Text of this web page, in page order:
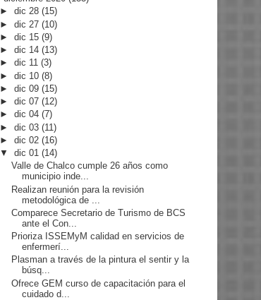
►dic 28(15)
►dic 27(10)
►dic 15(9)
►dic 14(13)
►dic 11(3)
►dic 10(8)
►dic 09(15)
►dic 07(12)
►dic 04(7)
►dic 03(11)
►dic 02(16)
▼dic 01(14)
Valle de Chalco cumple 26 años como
municipio inde...
Realizan reunión para la revisión
metodológica de ...
Comparece Secretario de Turismo de BCS
ante el Con...
Prioriza ISSEMyM calidad en servicios de
enfermerí...
Plasman a través de la pintura el sentir y la
búsq...
Ofrece GEM curso de capacitación para el
cuidado d...